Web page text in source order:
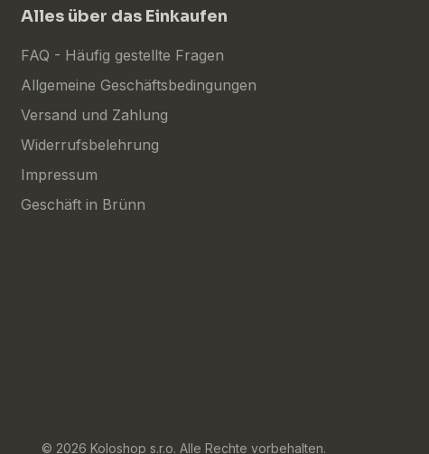
Alles über das Einkaufen
FAQ - Häufig gestellte Fragen
Allgemeine Geschäftsbedingungen
Versand und Zahlung
Widerrufsbelehrung
Impressum
Geschäft in Brünn
© 2026 Koloshop s.r.o. Alle Rechte vorbehalten.